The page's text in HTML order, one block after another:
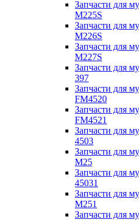
Запчасти для
M225S
Запчасти для
M226S
Запчасти для
M227S
Запчасти для
397
Запчасти для
FM4520
Запчасти для
FM4521
Запчасти для
4503
Запчасти для
M25
Запчасти для
45031
Запчасти для
M251
Запчасти для